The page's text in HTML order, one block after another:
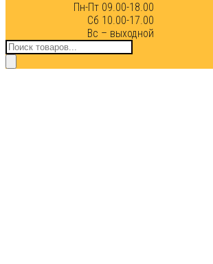
Пн-Пт 09.00-18.00
Сб 10.00-17.00
Вс – выходной
Поиск
товаров